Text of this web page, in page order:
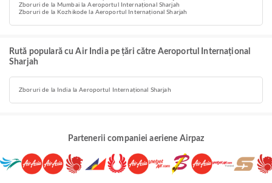
Zboruri de la Mumbai la Aeroportul Internațional Sharjah
Zboruri de la Kozhikode la Aeroportul Internațional Sharjah
Rută populară cu Air India pe țări către Aeroportul Internațional
Sharjah
Zboruri de la India la Aeroportul Internațional Sharjah
Partenerii companiei aeriene Airpaz